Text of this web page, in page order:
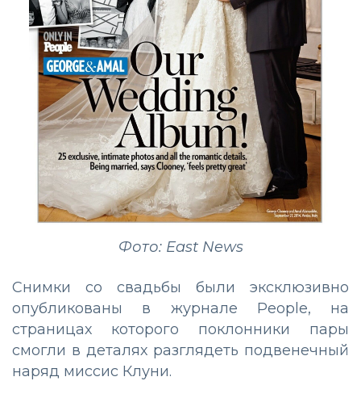
Фото: East News
Снимки со свадьбы были эксклюзивно
опубликованы в журнале People, на
страницах которого поклонники пары
смогли в деталях разглядеть подвенечный
наряд миссис Клуни.